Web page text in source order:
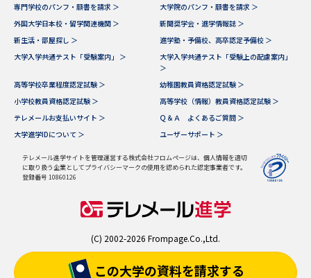
この大学の資料を請求する
専門学校のパンフ・願書を請求 ＞
大学院のパンフ・願書を請求 ＞
外国大学日本校・留学関連機関 ＞
新聞奨学会・進学情報誌 ＞
新生活・部屋探し ＞
進学塾・予備校、高卒認定予備校 ＞
大学入学共通テスト「受験案内」 ＞
大学入学共通テスト「受験上の配慮案内」
＞
高等学校卒業程度認定試験 ＞
幼稚園教員資格認定試験 ＞
小学校教員資格認定試験 ＞
高等学校（情報）教員資格認定試験 ＞
テレメールお支払いサイト ＞
Ｑ＆Ａ よくあるご質問 ＞
大学進学IDについて ＞
ユーザーサポート ＞
テレメール進学サイトを管理運営する株式会社フロムページは、個人情報を適切
に取り扱う企業としてプライバシーマークの使用を認められた認定事業者です。
登録番号 10860126
(C) 2002-2026 Frompage.Co.,Ltd.